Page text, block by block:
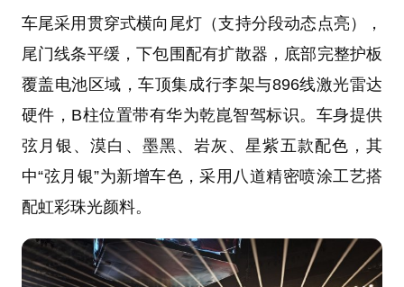
车尾采用贯穿式横向尾灯（支持分段动态点亮），
尾门线条平缓，下包围配有扩散器，底部完整护板
覆盖电池区域，车顶集成行李架与896线激光雷达
硬件，B柱位置带有华为乾崑智驾标识。车身提供
弦月银、漠白、墨黑、岩灰、星紫五款配色，其
中“弦月银”为新增车色，采用八道精密喷涂工艺搭
配虹彩珠光颜料。